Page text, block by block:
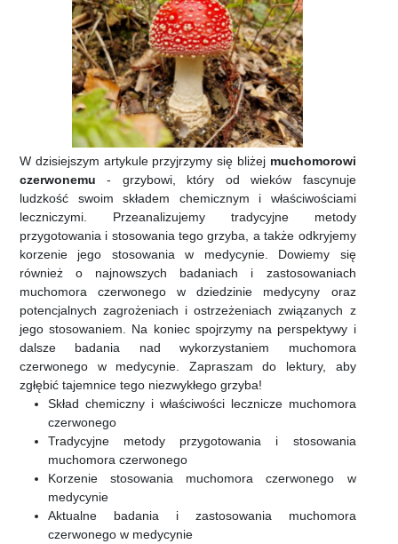
W dzisiejszym artykule przyjrzymy się bliżej muchomorowi
czerwonemu - grzybowi, który od wieków fascynuje
ludzkość swoim składem chemicznym i właściwościami
leczniczymi. Przeanalizujemy tradycyjne metody
przygotowania i stosowania tego grzyba, a także odkryjemy
korzenie jego stosowania w medycynie. Dowiemy się
również o najnowszych badaniach i zastosowaniach
muchomora czerwonego w dziedzinie medycyny oraz
potencjalnych zagrożeniach i ostrzeżeniach związanych z
jego stosowaniem. Na koniec spojrzymy na perspektywy i
dalsze badania nad wykorzystaniem muchomora
czerwonego w medycynie. Zapraszam do lektury, aby
zgłębić tajemnice tego niezwykłego grzyba!
Skład chemiczny i właściwości lecznicze muchomora
czerwonego
Tradycyjne metody przygotowania i stosowania
muchomora czerwonego
Korzenie stosowania muchomora czerwonego w
medycynie
Aktualne badania i zastosowania muchomora
czerwonego w medycynie